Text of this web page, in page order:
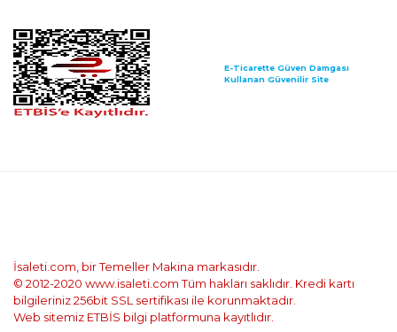
E-Ticarette Güven Damgası
Kullanan Güvenilir Site
İsaleti.com, bir Temeller Makina markasıdır.
© 2012-2020 www.isaleti.com Tüm hakları saklıdır. Kredi kartı
bilgileriniz 256bit SSL sertifikası ile korunmaktadır.
Web sitemiz ETBİS bilgi platformuna kayıtlıdır.